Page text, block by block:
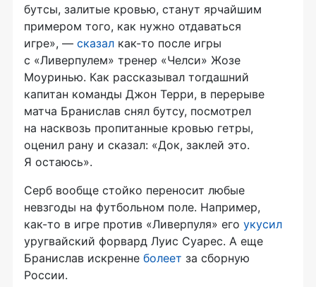
бутсы, залитые кровью, станут ярчайшим
примером того, как нужно отдаваться
игре», — сказал как-то после игры
с «Ливерпулем» тренер «Челси» Жозе
Моуринью. Как рассказывал тогдашний
капитан команды Джон Терри, в перерыве
матча Бранислав снял бутсу, посмотрел
на насквозь пропитанные кровью гетры,
оценил рану и сказал: «Док, заклей это.
Я остаюсь».
Серб вообще стойко переносит любые
невзгоды на футбольном поле. Например,
как-то в игре против «Ливерпуля» его укусил
уругвайский форвард Луис Суарес. А еще
Бранислав искренне болеет за сборную
России.